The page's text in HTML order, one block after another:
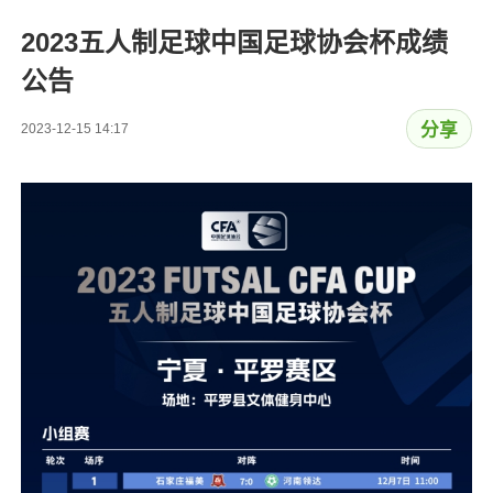
2023五人制足球中国足球协会杯成绩
公告
2023-12-15 14:17 分享